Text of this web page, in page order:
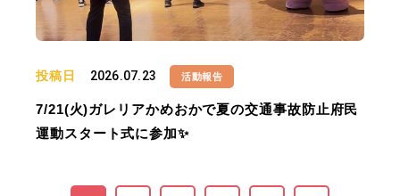
投稿日 2026.07.23 活動報告
7/21(火)ガレリアかめおかで夏の交通事故防止府民
運動スタート式に参加✨